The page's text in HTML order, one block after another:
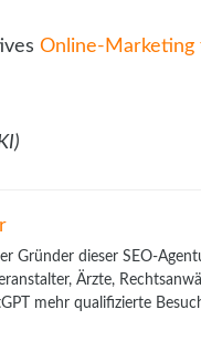
Online-Marketing
Gründer dieser SEO-
Ärzte,
mehr qualifizierte